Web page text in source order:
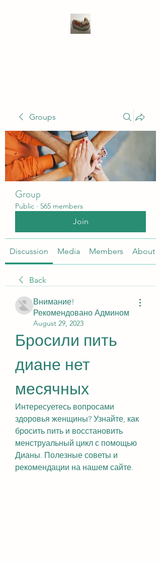
Groups
Group
Public · 565 members
Join
Discussion Media Members About
Back
Внимание!
Рекомендовано Админом
August 29, 2023
Бросили пить
диане нет
месячных
Интересуетесь вопросами
здоровья женщины? Узнайте, как
бросить пить и восстановить
менструальный цикл с помощью
Дианы. Полезные советы и
рекомендации на нашем сайте.